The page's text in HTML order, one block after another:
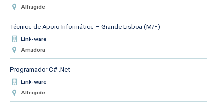
Alfragide
Técnico de Apoio Informático – Grande Lisboa (M/F)
Link-ware
Amadora
Programador C# .Net
Link-ware
Alfragide